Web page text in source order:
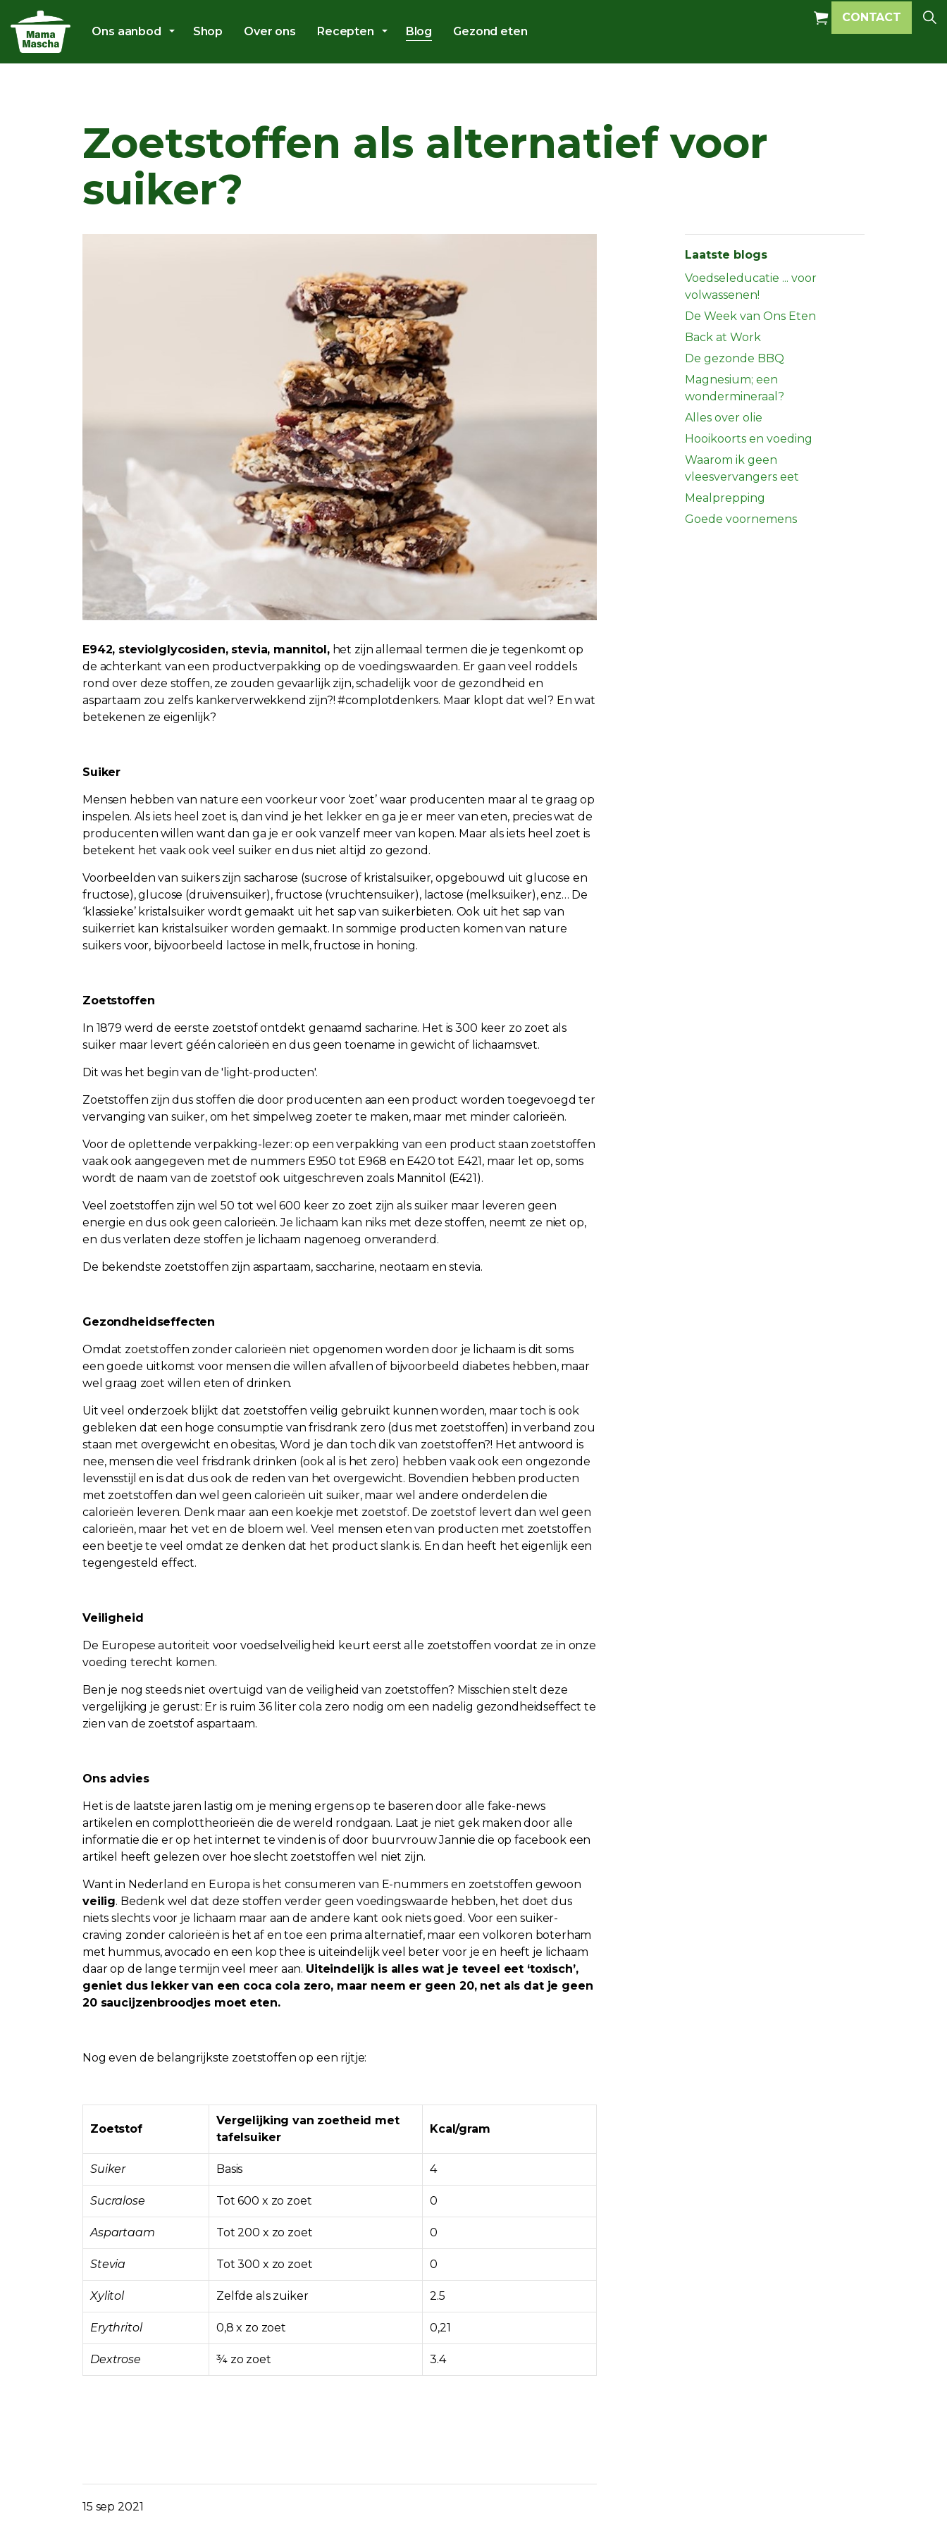
Ons aanbod
Shop Over ons Recepten Blog Gezond eten
CONTACT
Zoetstoffen als alternatief voor
suiker?
E942, steviolglycosiden, stevia, mannitol,het zijn allemaal termen die je tegenkomt op
de achterkant van een productverpakking op de voedingswaarden. Er gaan veel roddels
rond over deze stoffen, ze zouden gevaarlijk zijn, schadelijk voor de gezondheid en
aspartaam zou zelfs kankerverwekkend zijn?! #complotdenkers. Maar klopt dat wel? En wat
betekenen ze eigenlijk?
Suiker
Mensen hebben van nature een voorkeur voor ‘zoet’ waar producenten maar al te graag op
inspelen. Als iets heel zoet is, dan vind je het lekker en ga je er meer van eten, precies wat de
producenten willen want dan ga je er ook vanzelf meer van kopen. Maar als iets heel zoet is
betekent het vaak ook veel suiker en dus niet altijd zo gezond.
Voorbeelden van suikers zijn sacharose (sucrose of kristalsuiker, opgebouwd uit glucose en
fructose), glucose (druivensuiker), fructose (vruchtensuiker), lactose (melksuiker), enz… De
‘klassieke’ kristalsuiker wordt gemaakt uit het sap van suikerbieten. Ook uit het sap van
suikerriet kan kristalsuiker worden gemaakt. In sommige producten komen van nature
suikers voor, bijvoorbeeld lactose in melk, fructose in honing.
Zoetstoffen
In 1879 werd de eerste zoetstof ontdekt genaamd sacharine. Het is 300 keer zo zoet als
suiker maar levert géén calorieën en dus geen toename in gewicht of lichaamsvet.
Dit was het begin van de 'light-producten'.
Zoetstoffen zijn dus stoffen die door producenten aan een product worden toegevoegd ter
vervanging van suiker, om het simpelweg zoeter te maken, maar met minder calorieën.
Voor de oplettende verpakking-lezer: op een verpakking van een product staan zoetstoffen
vaak ook aangegeven met de nummers E950 tot E968 en E420 tot E421, maar let op, soms
wordt de naam van de zoetstof ook uitgeschreven zoals Mannitol (E421).
Veel zoetstoffen zijn wel 50 tot wel 600 keer zo zoet zijn als suiker maar leveren geen
energie en dus ook geen calorieën. Je lichaam kan niks met deze stoffen, neemt ze niet op,
en dus verlaten deze stoffen je lichaam nagenoeg onveranderd.
De bekendste zoetstoffen zijn aspartaam, saccharine, neotaam en stevia.
Gezondheidseffecten
Omdat zoetstoffen zonder calorieën niet opgenomen worden door je lichaam is dit soms
een goede uitkomst voor mensen die willen afvallen of bijvoorbeeld diabetes hebben, maar
wel graag zoet willen eten of drinken.
Uit veel onderzoek blijkt dat zoetstoffen veilig gebruikt kunnen worden, maar toch is ook
gebleken dat een hoge consumptie van frisdrank zero (dus met zoetstoffen) in verband zou
staan met overgewicht en obesitas, Word je dan toch dik van zoetstoffen?! Het antwoord is
nee, mensen die veel frisdrank drinken (ook al is het zero) hebben vaak ook een ongezonde
levensstijl en is dat dus ook de reden van het overgewicht. Bovendien hebben producten
met zoetstoffen dan wel geen calorieën uit suiker, maar wel andere onderdelen die
calorieën leveren. Denk maar aan een koekje met zoetstof. De zoetstof levert dan wel geen
calorieën, maar het vet en de bloem wel. Veel mensen eten van producten met zoetstoffen
een beetje te veel omdat ze denken dat het product slank is. En dan heeft het eigenlijk een
tegengesteld effect.
Veiligheid
De Europese autoriteit voor voedselveiligheid keurt eerst alle zoetstoffen voordat ze in onze
voeding terecht komen.
Ben je nog steeds niet overtuigd van de veiligheid van zoetstoffen? Misschien stelt deze
vergelijking je gerust: Er is ruim 36 liter cola zero nodig om een nadelig gezondheidseffect te
zien van de zoetstof aspartaam.
Ons advies
Het is de laatste jaren lastig om je mening ergens op te baseren door alle fake-news
artikelen en complottheorieën die de wereld rondgaan. Laat je niet gek maken door alle
informatie die er op het internet te vinden is of door buurvrouw Jannie die op facebook een
artikel heeft gelezen over hoe slecht zoetstoffen wel niet zijn.
Want in Nederland en Europa is het consumeren van E-nummers en zoetstoffen gewoon
veilig. Bedenk wel dat deze stoffen verder geen voedingswaarde hebben, het doet dus
niets slechts voor je lichaam maar aan de andere kant ook niets goed. Voor een suiker-
craving zonder calorieën is het af en toe een prima alternatief, maar een volkoren boterham
met hummus, avocado en een kop thee is uiteindelijk veel beter voor je en heeft je lichaam
daar op de lange termijn veel meer aan. Uiteindelijk is alles wat je teveel eet ‘toxisch’,
geniet dus lekker van een coca cola zero, maar neem er geen 20, net als dat je geen
20 saucijzenbroodjes moet eten.
Nog even de belangrijkste zoetstoffen op een rijtje:
Zoetstof
Vergelijking van zoetheid met
tafelsuiker
Kcal/gram
Suiker Basis 4
Sucralose Tot 600 x zo zoet 0
Aspartaam Tot 200 x zo zoet 0
Stevia Tot 300 x zo zoet 0
Xylitol Zelfde als zuiker 2.5
Erythritol 0,8 x zo zoet 0,21
Dextrose ¾ zo zoet 3.4
15 sep 2021
Laatste blogs
Voedseleducatie ... voor
volwassenen!
De Week van Ons Eten
Back at Work
De gezonde BBQ
Magnesium; een
wondermineraal?
Alles over olie
Hooikoorts en voeding
Waarom ik geen
vleesvervangers eet
Mealprepping
Goede voornemens